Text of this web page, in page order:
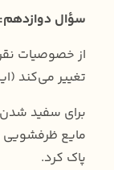
سؤال
از خصوصیات
تغییر می‌کند
برای سفید شدن
مایع ظرفشویی
پاک کرد.